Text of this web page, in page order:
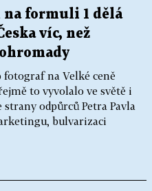
na formuli 1 dělá
víc, než
na Velké ceně
to vyvolalo ve světě i
odpůrců Petra Pavla
bulvarizaci